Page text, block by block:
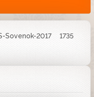
Sovenok-2017
1735